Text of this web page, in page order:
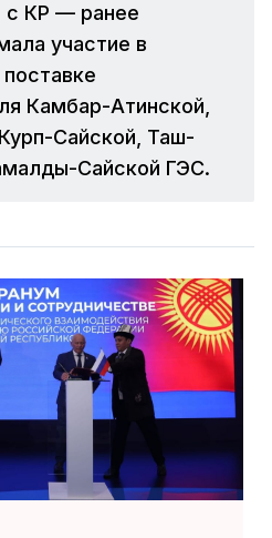
с КР — ранее
участие в
Камбар-Атинской,
Сайской, Таш-
Сайской ГЭС.